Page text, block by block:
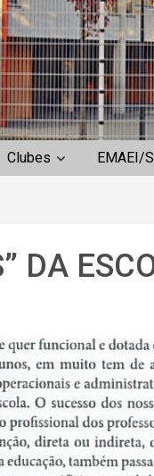
Clubes EMAEI/
DA
Entrega de
Escolares 2.º e
de escolaridade
2025/2026